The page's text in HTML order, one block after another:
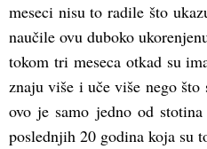
meseci nisu to radile što
naučile ovu duboko
tokom tri meseca otkad su
znaju više i uče više nego
ovo je samo jedno od
poslednjih 20 godina koja su